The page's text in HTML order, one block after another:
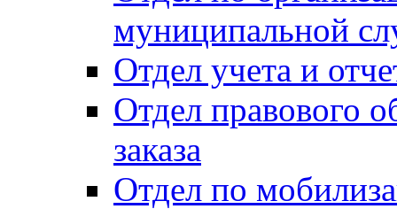
муниципальной
Отдел учета и
Отдел правового
заказа
Отдел по